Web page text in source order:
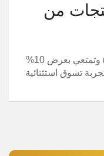
من
وتمتعي بعرض 10%
تسوق استثنائية